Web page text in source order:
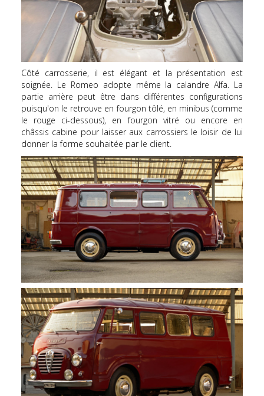
Côté carrosserie, il est élégant et la présentation est
soignée. Le Romeo adopte même la calandre Alfa. La
partie arrière peut être dans différentes configurations
puisqu'on le retrouve en fourgon tôlé, en minibus (comme
le rouge ci-dessous), en fourgon vitré ou encore en
châssis cabine pour laisser aux carrossiers le loisir de lui
donner la forme souhaitée par le client.